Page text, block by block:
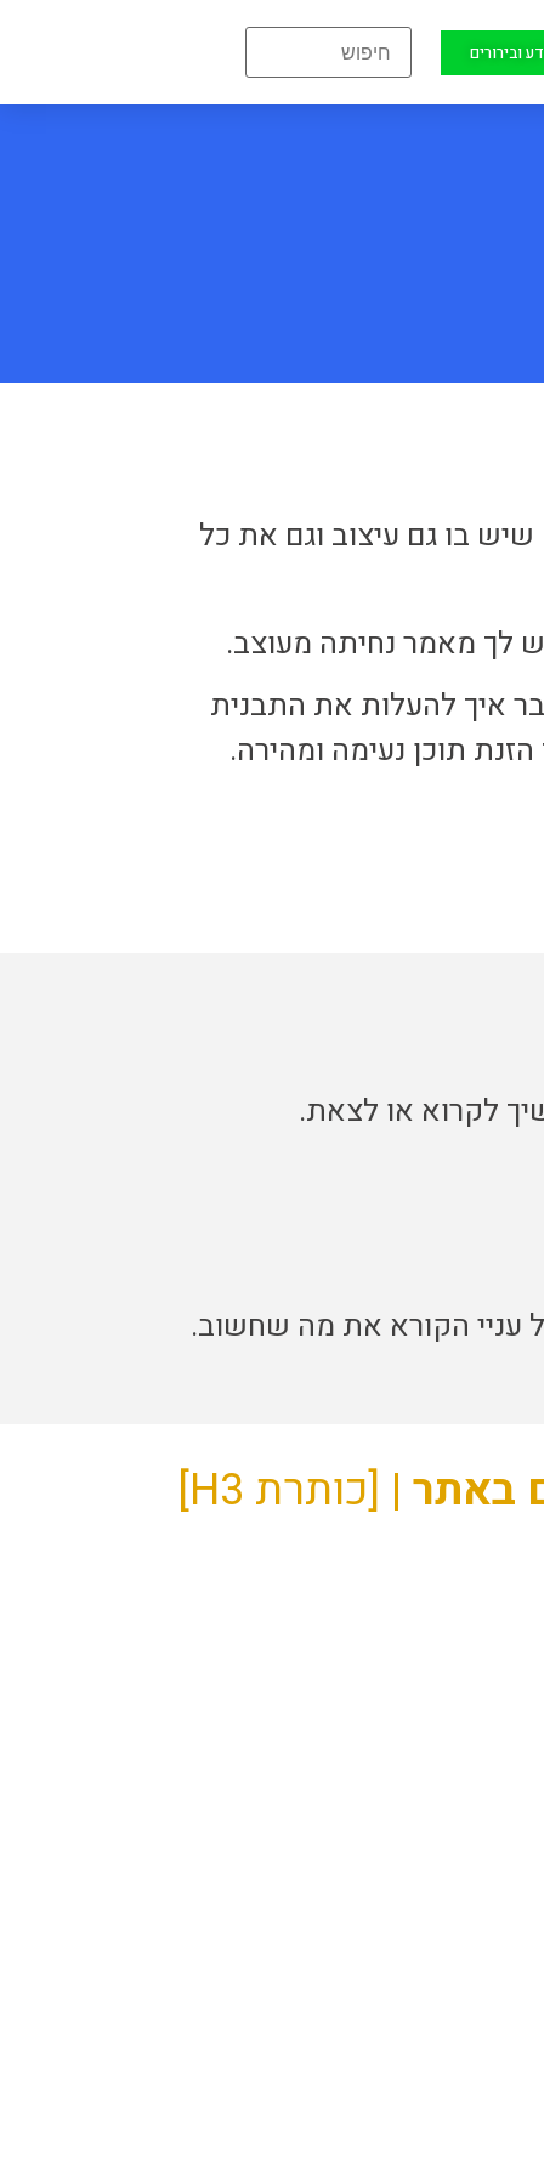
ובירורים
בו גם עיצוב וגם את כל
לך מאמר נחיתה מעוצב.
איך להעלות את התבנית
תוכן נעימה ומהירה.
לקרוא או לצאת.
עניי הקורא את מה שחשוב.
באתר | [כותרת H3]